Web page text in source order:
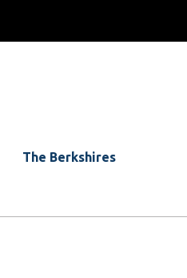
The Berkshires